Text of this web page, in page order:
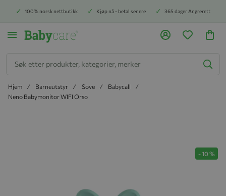
100% norsk nettbutikk Kjøp nå - betal senere 365 dager Angrerett
Hjem Barneutstyr Sove
Babycall
Neno Babymonitor WIFI Orso
-10 %